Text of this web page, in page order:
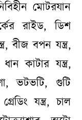
মোটরযান
রাইড, ডিশ
বীজ বপন যন্ত্র,
কাটার যন্ত্র,
ভটভটি, গুটি
যন্ত্র, চাল